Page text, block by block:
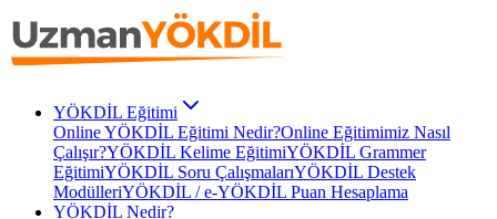
YÖKDİL Eğitimi
Online YÖKDİL Eğitimi Nedir?Online Eğitimimiz Nasıl
Çalışır?YÖKDİL Kelime EğitimiYÖKDİL Grammer
EğitimiYÖKDİL Soru ÇalışmalarıYÖKDİL Destek
ModülleriYÖKDİL / e-YÖKDİL Puan Hesaplama
YÖKDİL Nedir?